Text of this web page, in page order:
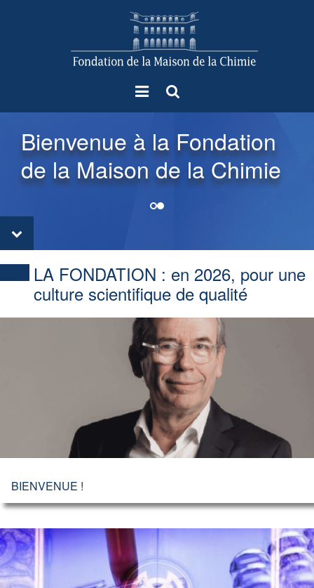
MenuRechercher
Bienvenue à la Fondation
de la Maison de la Chimie
LA FONDATION : en 2026, pour une
culture scientifique de qualité
BIENVENUE !